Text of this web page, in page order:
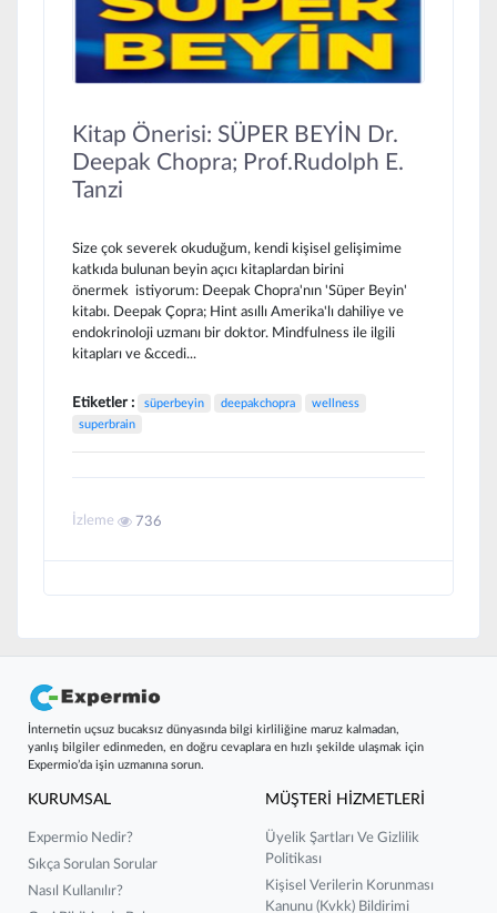
Kitap Önerisi: SÜPER BEYİN Dr.
Deepak Chopra; Prof.Rudolph E.
Tanzi
Size çok severek okuduğum, kendi kişisel gelişimime
katkıda bulunan beyin açıcı kitaplardan birini
önermek istiyorum: Deepak Chopra'nın 'Süper Beyin'
kitabı. Deepak Çopra; Hint asıllı Amerika'lı dahiliye ve
endokrinoloji uzmanı bir doktor. Mindfulness ile ilgili
kitapları ve &ccedi...
Etiketler : süperbeyin deepakchopra
wellness
superbrain
İzleme 736
İnternetin uçsuz bucaksız dünyasında bilgi kirliliğine maruz kalmadan,
yanlış bilgiler edinmeden, en doğru cevaplara en hızlı şekilde ulaşmak için
Expermio’da işin uzmanına sorun.
KURUMSAL
Expermio Nedir?
Sıkça Sorulan Sorular
Nasıl Kullanılır?
MÜŞTERİ HİZMETLERİ
Üyelik Şartları Ve Gizlilik
Politikası
Kişisel Verilerin Korunması
Kanunu (kvkk) Bildirimi